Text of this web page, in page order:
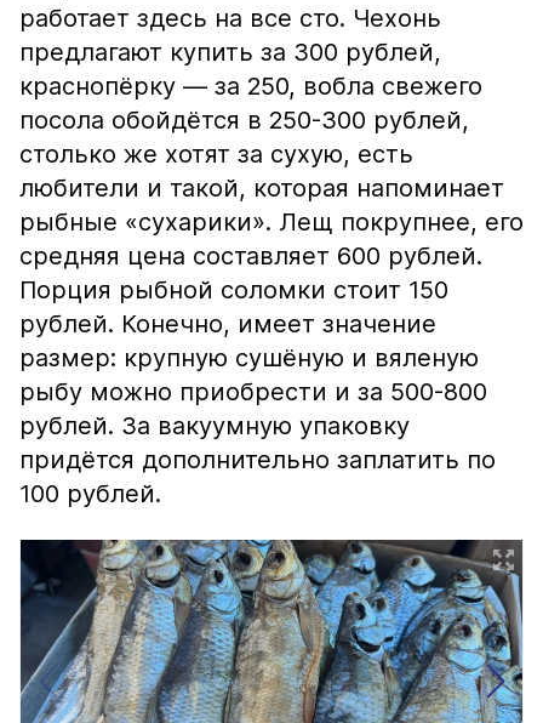
работает здесь на все сто. Чехонь
предлагают купить за 300 рублей,
краснопёрку — за 250, вобла свежего
посола обойдётся в 250-300 рублей,
столько же хотят за сухую, есть
любители и такой, которая напоминает
рыбные «сухарики». Лещ покрупнее, его
средняя цена составляет 600 рублей.
Порция рыбной соломки стоит 150
рублей. Конечно, имеет значение
размер: крупную сушёную и вяленую
рыбу можно приобрести и за 500-800
рублей. За вакуумную упаковку
придётся дополнительно заплатить по
100 рублей.